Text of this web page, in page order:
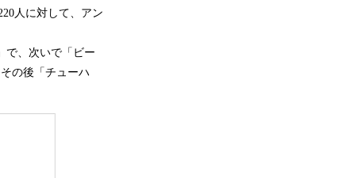
人に対して、アン
で、次いで「ビー
の後「チューハ